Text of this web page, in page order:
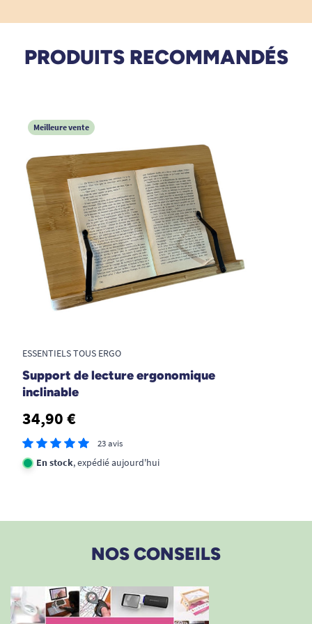
20/08/2022
A. Anonymous
PRODUITS RECOMMANDÉS
Meilleure vente
ESSENTIELS TOUS ERGO
Support de lecture ergonomique
inclinable
34,90 €
23 avis
En stock, expédié aujourd'hui
NOS CONSEILS